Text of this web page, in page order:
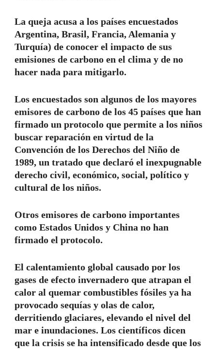
La queja acusa a los países encuestados
Argentina, Brasil, Francia, Alemania y
Turquía) de conocer el impacto de sus
emisiones de carbono en el clima y de no
hacer nada para mitigarlo.
Los encuestados son algunos de los mayores
emisores de carbono de los 45 países que han
firmado un protocolo que permite a los niños
buscar reparación en virtud de la
Convención de los Derechos del Niño de
1989, un tratado que declaró el inexpugnable
derecho civil, económico, social, político y
cultural de los niños.
Otros emisores de carbono importantes
como Estados Unidos y China no han
firmado el protocolo.
El calentamiento global causado por los
gases de efecto invernadero que atrapan el
calor al quemar combustibles fósiles ya ha
provocado sequías y olas de calor,
derritiendo glaciares, elevando el nivel del
mar e inundaciones. Los científicos dicen
que la crisis se ha intensificado desde que los